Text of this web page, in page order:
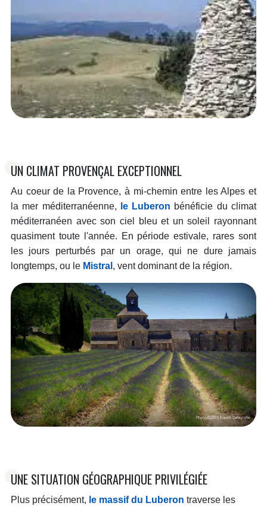
UN CLIMAT PROVENÇAL EXCEPTIONNEL
Au coeur de la Provence, à mi-chemin entre les Alpes et
la mer méditerranéenne,
le Luberon bénéficie du climat
méditerranéen avec son ciel bleu et un soleil rayonnant
quasiment toute l'année. En période estivale, rares sont
les jours perturbés par un orage, qui ne dure jamais
longtemps, ou le Mistral , vent dominant de la région.
UNE SITUATION GÉOGRAPHIQUE PRIVILÉGIÉE
Plus précisément, le massif du Luberon traverse les